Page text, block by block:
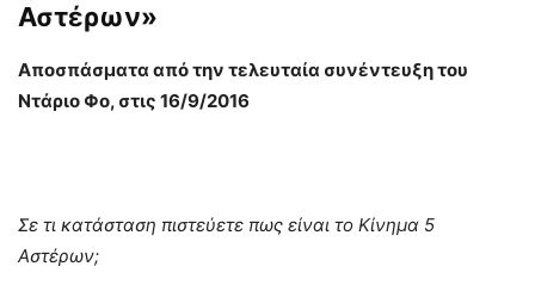
Αστέρων»
Αποσπάσματα από την τελευταία συνέντευξη του
Ντάριο Φο, στις 16/9/2016
Σε τι κατάσταση πιστεύετε πως είναι το Κίνημα 5
Αστέρων;